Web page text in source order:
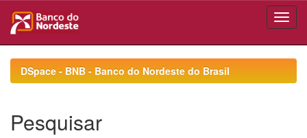
navigationDSpace - BNB - Banco do Nordeste do Brasil
Pesquisar